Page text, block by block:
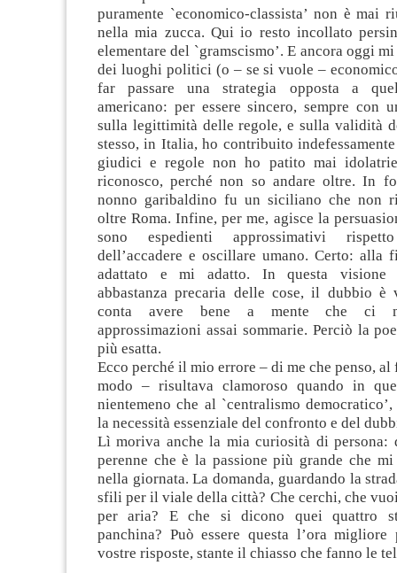
puramente `economico-classista’ non è mai
nella mia zucca. Qui io resto incollato
elementare del `gramscismo’. E ancora oggi
dei luoghi politici (o – se si vuole –
far passare una strategia opposta a
americano: per essere sincero, sempre con
sulla legittimità delle regole, e sulla validità
stesso, in Italia, ho contribuito
giudici e regole non ho patito mai
riconosco, perché non so andare oltre. In
nonno garibaldino fu un siciliano che non
oltre Roma. Infine, per me, agisce la
sono espedienti approssimativi
dell’accadere e oscillare umano. Certo: alla
adattato e mi adatto. In questa visione
abbastanza precaria delle cose, il dubbio
conta avere bene a mente che ci
approssimazioni assai sommarie. Perciò la
più esatta.
Ecco perché il mio errore – di me che penso,
modo – risultava clamoroso quando in
nientemeno che al `centralismo
la necessità essenziale del confronto e del
Lì moriva anche la mia curiosità di persona:
perenne che è la passione più grande che
nella giornata. La domanda, guardando la
sfili per il viale della città? Che cerchi, che
per aria? E che si dicono quei quattro
panchina? Può essere questa l’ora
vostre risposte, stante il chiasso che fanno le